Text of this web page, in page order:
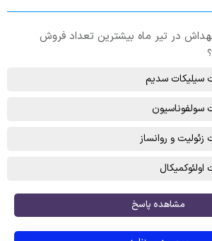
در تیر ماه بیشترین تعداد فروش
مشاهده پاسخ